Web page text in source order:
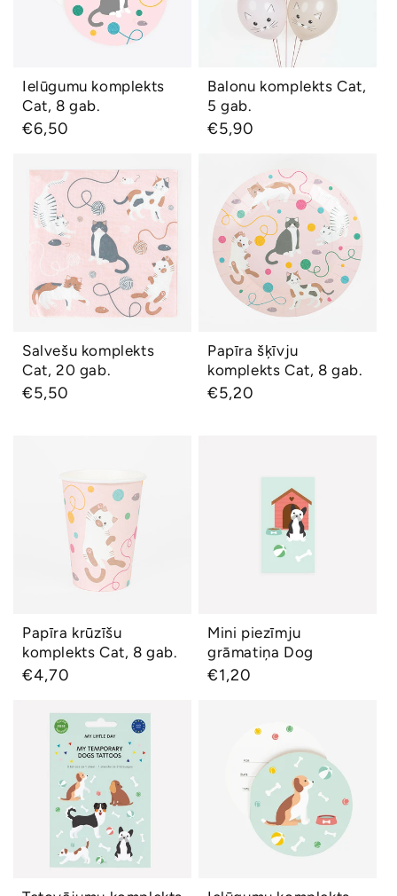
Ātrs skats
Ielūgumu komplekts
Cat, 8 gab.
Parastā
€6,50
Ātrs skats
Balonu komplekts Cat,
5 gab.
Parastā
€5,90
Salvešu komplekts
Cat, 20 gab.
Ātrs skats
Salvešu komplekts
Cat, 20 gab.
Parastā
€5,50
Papīra šķīvju
komplekts Cat, 8
gab.
Ātrs skats
Papīra šķīvju
komplekts Cat, 8 gab.
Parastā
€5,20
Papīra krūzīšu
komplekts Cat, 8
gab.
Ātrs skats
Papīra krūzīšu
komplekts Cat, 8 gab.
Parastā
€4,70
Mini piezīmju
grāmatiņa Dog
Ātrs skats
Mini piezīmju
grāmatiņa Dog
Parastā
€1,20
Tetovējumu
komplekts Dog, 8
gab.
Ielūgumu komplekts
Dog, 8 gab.